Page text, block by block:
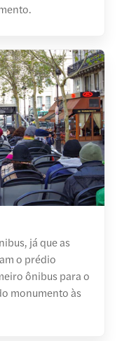
já que as
o prédio
ônibus para o
monumento às